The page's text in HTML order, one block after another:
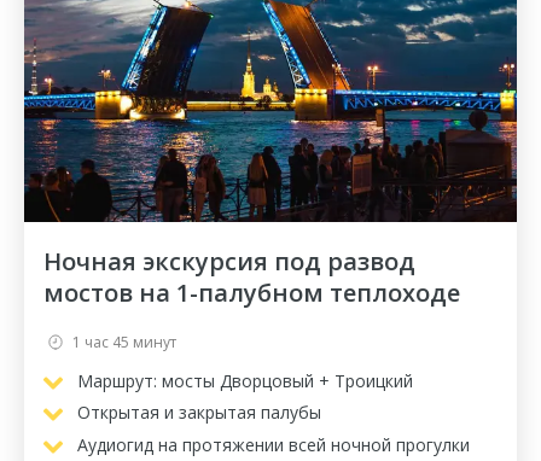
Ночная экскурсия под развод
мостов на 1-палубном теплоходе
1 час 45 минут
Маршрут: мосты Дворцовый + Троицкий
Открытая и закрытая палубы
Аудиогид на протяжении всей ночной прогулки